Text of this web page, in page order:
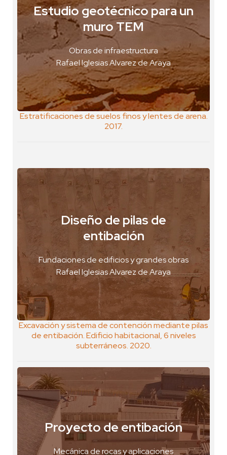
Estudio geotécnico para un
muro TEM
Obras de infraestructura
Rafael Iglesias Alvarez de Araya
Concepción, Chile
VER FOTO
VER GEOPOSTAL
Estratificaciones de suelos finos y lentes de arena.
2017.
Diseño de pilas de
entibación
Fundaciones de edificios y grandes obras
Rafael Iglesias Alvarez de Araya
Santiago, Chile
VER GEOPOSTAL
Excavación y sistema de contención mediante pilas
de entibación. Edificio habitacional, 6 niveles
subterráneos. 2020.
Proyecto de entibación
Mecánica de rocas y aplicaciones
Puerto Puyuhuapi, Chile